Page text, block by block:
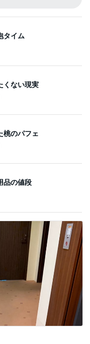
タイム
くない現実
桃のパフェ
品の値段